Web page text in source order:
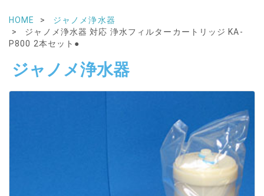
HOME
ジャノメ浄水器
ジャノメ浄水器 対応 浄水フィルターカートリッジ KA-
P800 2本セット●
ジャノメ浄水器